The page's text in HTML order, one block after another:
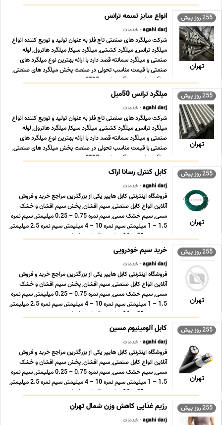
میلگرد ترانس, میلگرد ترانسی ST37 , می ... ...
255 روز پیش
تهران
agahi darj- خدمات
شرکت میلگرد های صنعتی تاج فلز به عنوان تولید و توزیع کننده انواع
میلگرد ترانس, میلگرد کششی, میلگرد سیکا, میلگرد هاترول, لوله
صنعتی و میلگرد سمانته قصد دارد با ارائه بهترین نوع میلگرد های
صنعتی با قیمت مناسب تحولی در صنعت پخش میلگرد های صنعتی,
میلگرد ترانس, میلگرد ترانسی ST37 , می ... ...
255 روز پیش
تهران
agahi darj- خدمات
شرکت میلگرد های صنعتی تاج فلز به عنوان تولید و توزیع کننده انواع
میلگرد ترانس, میلگرد کششی, میلگرد سیکا, میلگرد هاترول, لوله
صنعتی و میلگرد سمانته قصد دارد با ارائه بهترین نوع میلگرد های
صنعتی با قیمت مناسب تحولی در صنعت پخش میلگرد های صنعتی,
میلگرد ترانس, میلگرد ترانسی ST37 , می ... ...
255 روز پیش
تهران
کابل کنترل رسانا اراک
agahi darj- خدمات
فروشگاه اینترنتی کابل هایپر یکی از بزرگترین مراجع خرید و فروش
آنلاین انواع کابل صنعتی, سیم افشان, پخش سیم افشان و خشک
مسی, سیم خشک مسی, سیم نمره 0.75 – 0.25 میلیمتر, سیم نمره
1.5 – 1 میلیمتر, سیم نمره 10 – 4 میلیمتر, سیم نمره 2.5 میلیمتر,
سیم نمره 50 – 16 میلیمتر افشان و خشک زمین ... ...
255 روز پیش
تهران
خرید سیم خودرویی
agahi darj- خدمات
فروشگاه اینترنتی کابل هایپر یکی از بزرگترین مراجع خرید و فروش
آنلاین انواع کابل صنعتی, سیم افشان, پخش سیم افشان و خشک
مسی, سیم خشک مسی, سیم نمره 0.75 – 0.25 میلیمتر, سیم نمره
1.5 – 1 میلیمتر, سیم نمره 10 – 4 میلیمتر, سیم نمره 2.5 میلیمتر,
سیم نمره 50 – 16 میلیمتر افشان و خشک زمین ... ...
255 روز پیش
تهران
کابل آلومینیوم مسین
agahi darj- خدمات
فروشگاه اینترنتی کابل هایپر یکی از بزرگترین مراجع خرید و فروش
آنلاین انواع کابل صنعتی, سیم افشان, پخش سیم افشان و خشک
مسی, سیم خشک مسی, سیم نمره 0.75 – 0.25 میلیمتر, سیم نمره
1.5 – 1 میلیمتر, سیم نمره 10 – 4 میلیمتر, سیم نمره 2.5 میلیمتر,
سیم نمره 50 – 16 میلیمتر افشان و خشک زمین ... ...
255 روز پیش رژیم غذایی کاهش وزن شمال تهران
agahi darj- خدمات